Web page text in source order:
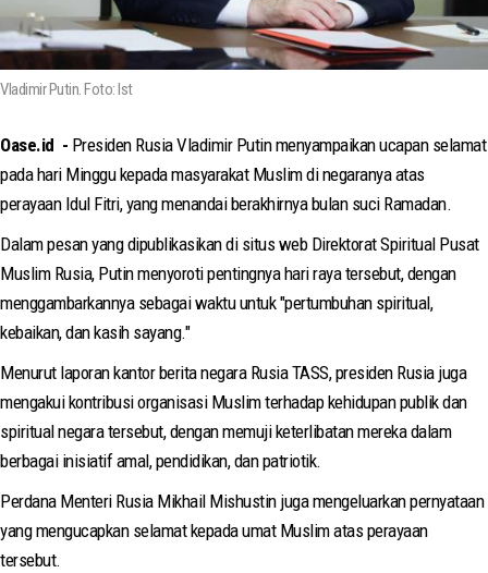
Vladimir Putin. Foto: Ist
Oase.id - Presiden Rusia Vladimir Putin menyampaikan ucapan selamat
pada hari Minggu kepada masyarakat Muslim di negaranya atas
perayaan Idul Fitri, yang menandai berakhirnya bulan suci Ramadan.
Dalam pesan yang dipublikasikan di situs web Direktorat Spiritual Pusat
Muslim Rusia, Putin menyoroti pentingnya hari raya tersebut, dengan
menggambarkannya sebagai waktu untuk "pertumbuhan spiritual,
kebaikan, dan kasih sayang."
Menurut laporan kantor berita negara Rusia TASS, presiden Rusia juga
mengakui kontribusi organisasi Muslim terhadap kehidupan publik dan
spiritual negara tersebut, dengan memuji keterlibatan mereka dalam
berbagai inisiatif amal, pendidikan, dan patriotik.
Perdana Menteri Rusia Mikhail Mishustin juga mengeluarkan pernyataan
yang mengucapkan selamat kepada umat Muslim atas perayaan
tersebut.